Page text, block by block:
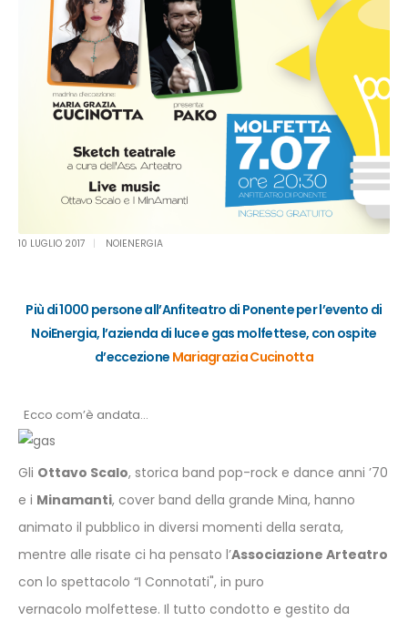
10 LUGLIO 2017 NOIENERGIA
Più di 1000 persone all’Anfiteatro di Ponente per l’evento di
NoiEnergia, l’azienda di luce e gas molfettese, con ospite
d’eccezione Mariagrazia Cucinotta
Ecco com’è andata...
Gli Ottavo Scalo, storica band pop-rock e dance anni ’70
e i Minamanti, cover band della grande Mina, hanno
animato il pubblico in diversi momenti della serata,
mentre alle risate ci ha pensato l’Associazione Arteatro
con lo spettacolo “I Connotati", in puro
vernacolo molfettese. Il tutto condotto e gestito da